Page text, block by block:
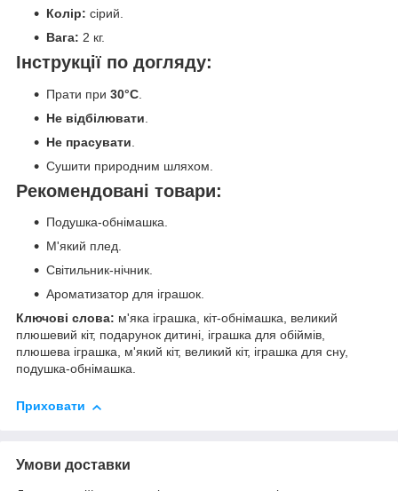
Колір: сірий.
Вага: 2 кг.
Інструкції по догляду:
Прати при 30°C
Не відбілювати
Не прасувати
Сушити природним шляхом.
Рекомендовані товари:
Подушка-обнімашка.
М'який плед.
Світильник-нічник.
Ароматизатор для іграшок.
Ключові слова: м'яка іграшка, кіт-обнімашка, великий
плюшевий кіт, подарунок дитині, іграшка для обіймів,
плюшева іграшка, м'який кіт, великий кіт, іграшка для сну,
подушка-обнімашка.
Приховати
Умови доставки